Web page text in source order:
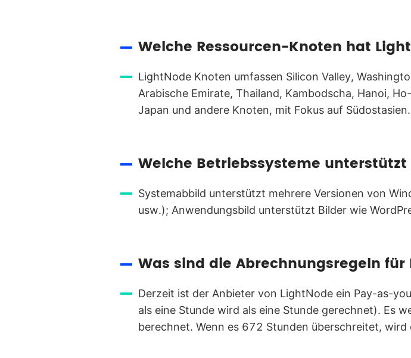
Welche Ressourcen-Knoten hat
LightNode Knoten umfassen Silicon Valley,
Arabische Emirate, Thailand, Kambodscha, Hanoi,
Japan und andere Knoten, mit Fokus auf Südostasien.
Welche Betriebssysteme unterstützt
Systemabbild unterstützt mehrere Versionen von
usw.); Anwendungsbild unterstützt Bilder wie
Was sind die Abrechnungsregeln für
Derzeit ist der Anbieter von LightNode ein Pay-as-
als eine Stunde wird als eine Stunde gerechnet). Es
berechnet. Wenn es 672 Stunden überschreitet,